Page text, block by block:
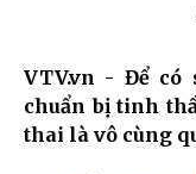
VTV.vn - Để có
chuẩn bị tinh
thai là vô cùng